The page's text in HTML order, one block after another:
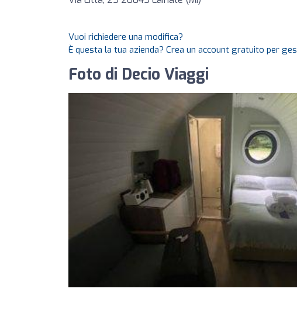
Vuoi richiedere una modifica?
È questa la tua azienda? Crea un account gratuito per
Foto di Decio Viaggi